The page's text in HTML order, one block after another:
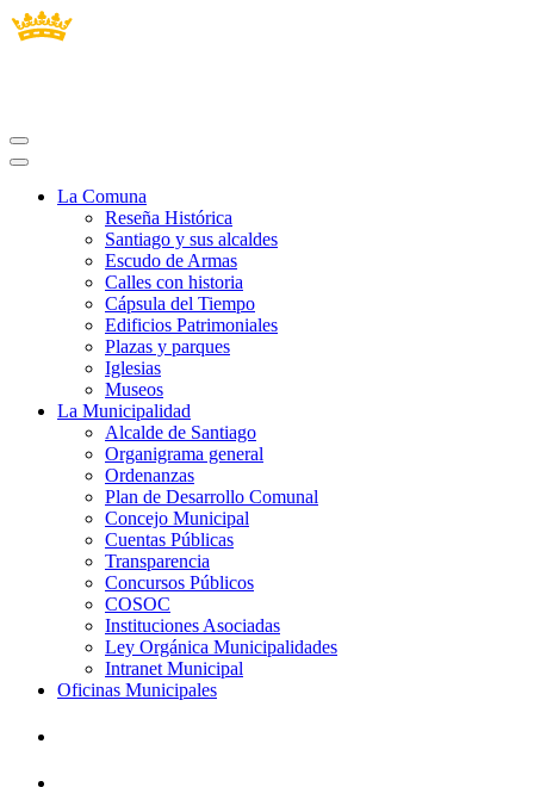
La Comuna
Reseña Histórica
Santiago y sus alcaldes
Escudo de Armas
Calles con historia
Cápsula del Tiempo
Edificios Patrimoniales
Plazas y parques
Iglesias
Museos
La Municipalidad
Alcalde de Santiago
Organigrama general
Ordenanzas
Plan de Desarrollo Comunal
Concejo Municipal
Cuentas Públicas
Transparencia
Concursos Públicos
COSOC
Instituciones Asociadas
Ley Orgánica Municipalidades
Intranet Municipal
Oficinas Municipales